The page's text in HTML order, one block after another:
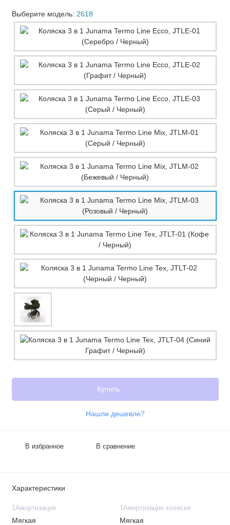
Выберите модель: 2618
Купить
Нашли дешевле?
В избранное В сравнение
Характеристики
1Амортизация
Мягкая
1Амортизация коляски
Мягкая